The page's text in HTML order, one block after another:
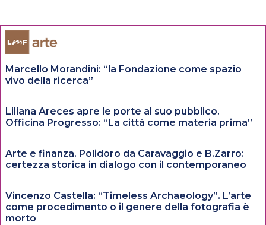
Marcello Morandini: “la Fondazione come spazio
vivo della ricerca”
Liliana Areces apre le porte al suo pubblico.
Officina Progresso: “La città come materia prima”
Arte e finanza. Polidoro da Caravaggio e B.Zarro:
certezza storica in dialogo con il contemporaneo
Vincenzo Castella: “Timeless Archaeology”. L’arte
come procedimento o il genere della fotografia è
morto